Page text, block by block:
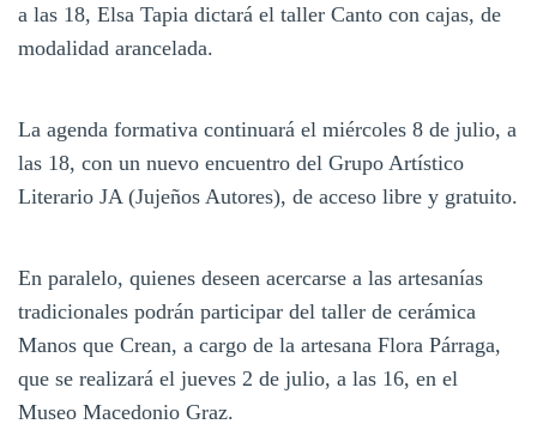
a las 18, Elsa Tapia dictará el taller Canto con cajas, de
modalidad arancelada.
La agenda formativa continuará el miércoles 8 de julio, a
las 18, con un nuevo encuentro del Grupo Artístico
Literario JA (Jujeños Autores), de acceso libre y gratuito.
En paralelo, quienes deseen acercarse a las artesanías
tradicionales podrán participar del taller de cerámica
Manos que Crean, a cargo de la artesana Flora Párraga,
que se realizará el jueves 2 de julio, a las 16, en el
Museo Macedonio Graz.